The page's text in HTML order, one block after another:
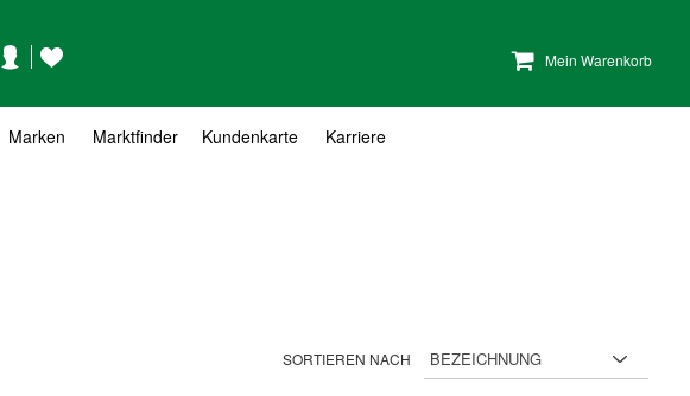
Mein Warenkorb
KontoWunschzettel
Marken Marktfinder Kundenkarte Karriere
SORTIEREN NACH